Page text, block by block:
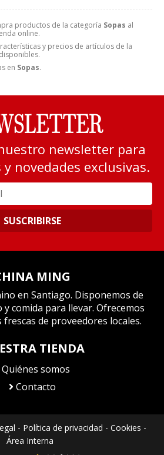
productos de la categoría Sopas al
online.
y precios de artículos de la
en Sopas.
newsletter para
novedades exclusivas.
SUSCRIBIRSE
MING
en Santiago. Disponemos de
y comida para llevar. Ofrecemos
de proveedores locales.
TIENDA
Quiénes somos
Contacto
- Política de privacidad - Cookies -
Área Interna